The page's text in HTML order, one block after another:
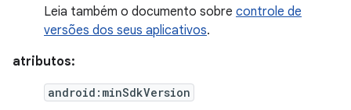
Leia também o documento sobre controle de
versões dos seus aplicativos.
atributos:
android:minSdkVersion